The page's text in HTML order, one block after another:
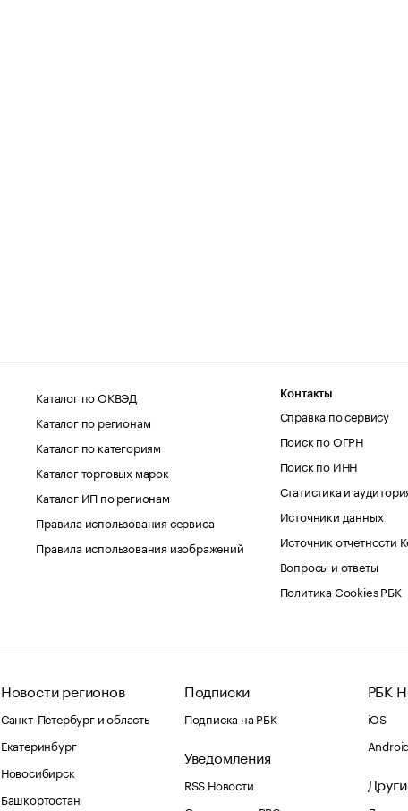
Каталог по ОКВЭД
Каталог по регионам
Каталог по категориям
Каталог торговых марок
Каталог ИП по регионам
Правила использования сервиса
Правила использования изображений
Контакты
Справка по сервису
Поиск по ОГРН
Поиск по ИНН
Статистика и
Источники данных
Источник отчетности
Вопросы и ответы
Политика Cookies РБК
Новости регионов
Санкт-Петербург и область
Екатеринбург
Новосибирск
Башкортостан
Подписки
Подписка на РБК
Уведомления
RSS Новости
РБК
iOS